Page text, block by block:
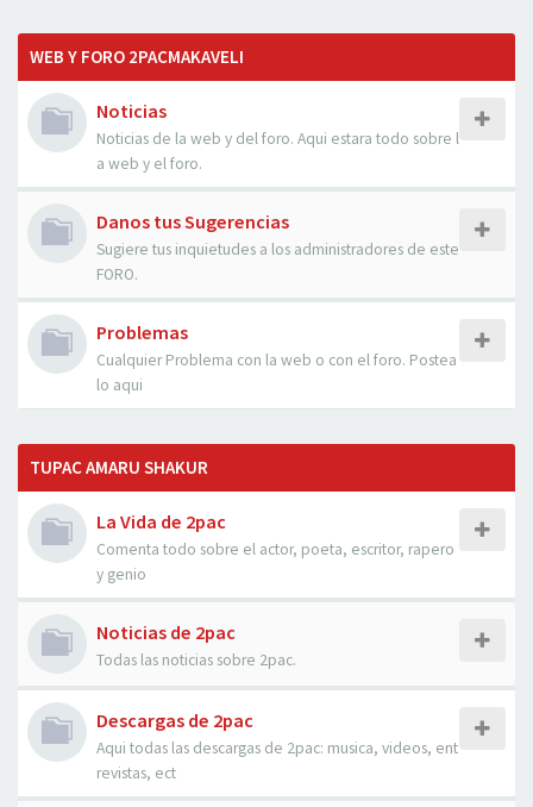
WEB Y FORO 2PACMAKAVELI
Noticias
Noticias de la web y del foro. Aqui estara todo sobre l
a web y el foro.
Danos tus Sugerencias
Sugiere tus inquietudes a los administradores de este
FORO.
Problemas
Cualquier Problema con la web o con el foro. Postea
lo aqui
TUPAC AMARU SHAKUR
La Vida de 2pac
Comenta todo sobre el actor, poeta, escritor, rapero
y genio
Noticias de 2pac
Todas las noticias sobre 2pac.
Descargas de 2pac
Aqui todas las descargas de 2pac: musica, videos, ent
revistas, ect